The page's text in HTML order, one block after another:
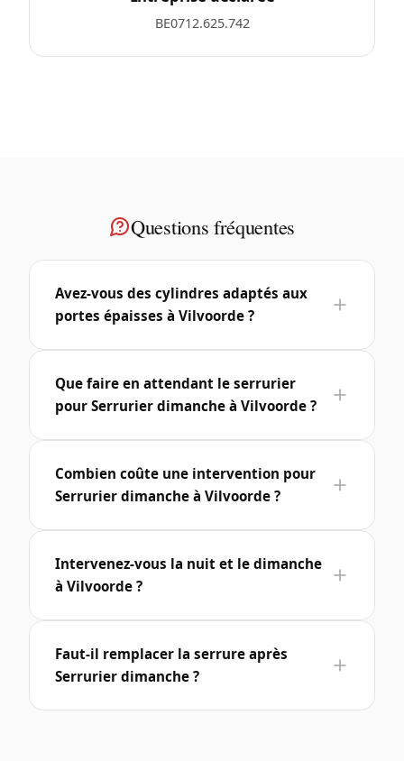
BE0712.625.742
Questions fréquentes
Avez-vous des cylindres adaptés aux
portes épaisses à Vilvoorde ?
Que faire en attendant le serrurier
pour Serrurier dimanche à Vilvoorde ?
Combien coûte une intervention pour
Serrurier dimanche à Vilvoorde ?
Intervenez-vous la nuit et le dimanche
à Vilvoorde ?
Faut-il remplacer la serrure après
Serrurier dimanche ?